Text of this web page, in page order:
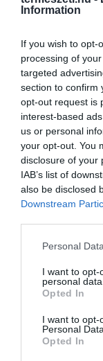
Information
If you wish to opt-
processing of
targeted
section to confirm
opt-out request is
interest-based
us or personal
your opt-out. You
disclosure of your
IAB’s list of
also be disclosed
Downstream
Please note that
not limited to
grant or deny
use your data for
consent section.
Personal
I want to opt-
personal data.
Opted In
I want to opt-
Personal Data.
Opted In
ÁLOMSZÉP,
MÁR NAGYON
HASONLÓ